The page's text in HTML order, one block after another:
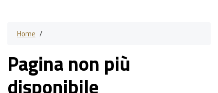
Home /
Pagina non più
disponibile